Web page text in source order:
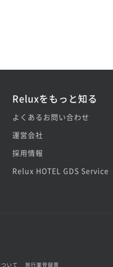
Reluxをもっと知る
よくあるお問い合わせ
運営会社
採用情報
Relux HOTEL GDS Service
いて 旅行業登録票